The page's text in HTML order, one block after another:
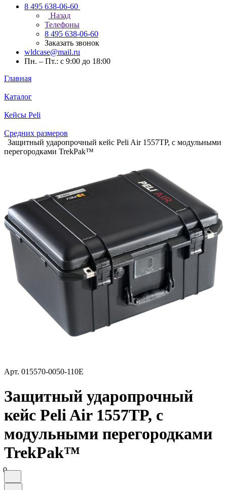
8 495 638-06-60
Назад
Телефоны
8 495 638-06-60
Заказать звонок
wldcase@mail.ru
Пн. – Пт.: с 9:00 до 18:00
Главная
Каталог
Кейсы Peli
Средних размеров
Защитный ударопрочный кейс Peli Air 1557TP, с модульными
перегородками TrekPak™
Арт. 015570-0050-110E
Защитный ударопрочный
кейс Peli Air 1557TP, с
модульными перегородками
TrekPak™
0